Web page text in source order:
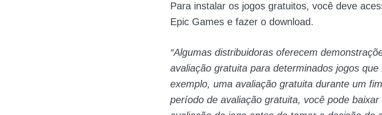
Para instalar os jogos gratuitos, você deve
Epic Games e fazer o download.
“Algumas distribuidoras oferecem
avaliação gratuita para determinados jogos
exemplo, uma avaliação gratuita durante um
período de avaliação gratuita, você pode